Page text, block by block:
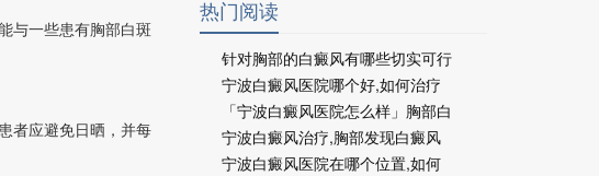
与一些患有胸部白斑
者应避免日晒，并每
热门阅读
针对胸部的白癜风有哪些切实可行
宁波白癜风医院哪个好,如何治疗
「宁波白癜风医院怎么样」胸部白
宁波白癜风治疗,胸部发现白癜风
宁波白癜风医院在哪个位置,如何